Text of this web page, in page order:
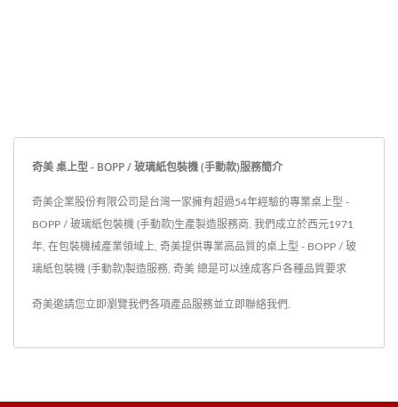
奇美 桌上型 - BOPP / 玻璃紙包裝機 (手動款)服務簡介
奇美企業股份有限公司是台灣一家擁有超過54年經驗的專業桌上型 -
BOPP / 玻璃紙包裝機 (手動款)生產製造服務商. 我們成立於西元1971
年, 在包裝機械產業領域上, 奇美提供專業高品質的桌上型 - BOPP / 玻
璃紙包裝機 (手動款)製造服務, 奇美 總是可以達成客戶各種品質要求
奇美邀請您立即瀏覽我們各項產品服務並立即聯絡我們